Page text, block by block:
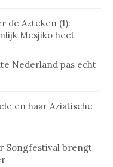
de Azteken (1):
Mesjiko heet
Nederland pas echt
en haar Aziatische
Songfestival brengt